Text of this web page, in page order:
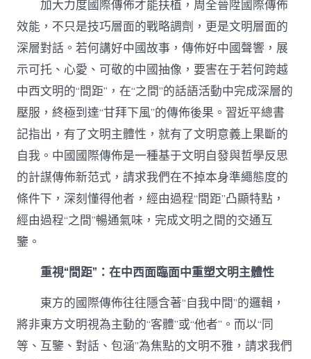
能〉
中
加大力度國際傳佈才能扶植，周全晉陞國際傳佈
效能，不只是技巧層面的戰略調劑，更是文明層面的
深層對話。若何講好中國故事，傳佈好中國聲響，展
示可托、心愛、可敬的中國抽像，要害在于若何跨越
中西文明的“間距”，在“之間”的話語活動中完成深層的
壓服，終極到達“甘拜下風”的傳佈後果。習近平總書
記指出，有了文明主體性，就有了文明意義上果斷的
自我。中國國際傳佈是一種基于文明自發與哲學反思
的計謀傳佈新范式，請求我們在不掉本身準繩態度的
條件下，深刻懂得他者，經由過程“間距”凸顯特點，
經由過程“之間”暢通氣味，完成文明之間的交通互
鑒。
重視“間距”：在中西面臨面中重塑文明主體性
東方的國際傳佈往往隱含著“自我中間”的邏輯，
將非東方文明視為主動的“客體”或“他者”。而以“同
等、互鑒、對話、包涵”為焦點的文明不雅，請求我們